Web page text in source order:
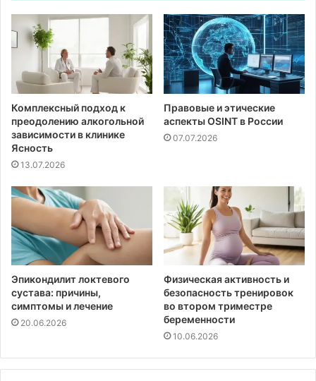
Комплексный подход к
преодолению алкогольной
зависимости в клинике
Ясность
13.07.2026
Правовые и этические
аспекты OSINT в России
07.07.2026
Эпикондилит локтевого
сустава: причины,
симптомы и лечение
20.06.2026
Физическая активность и
безопасность тренировок
во втором триместре
беременности
10.06.2026